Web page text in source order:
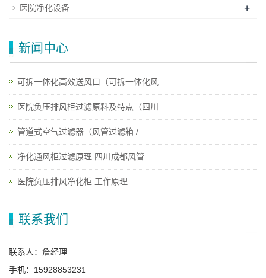
医院净化设备 +
新闻中心
可拆一体化高效送风口（可拆一体化风
医院负压排风柜过滤原料及特点（四川
管道式空气过滤器（风管过滤箱 /
净化通风柜过滤原理 四川成都风管
医院负压排风净化柜 工作原理
联系我们
联系人：詹经理
手机：15928853231